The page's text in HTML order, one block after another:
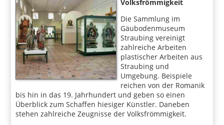
Volksfrömmigkeit
Die Sammlung im
Gäubodenmuseum
Straubing vereinigt
zahlreiche Arbeiten
plastischer Arbeiten aus
Straubing und
Umgebung. Beispiele
reichen von der Romanik
bis hin in das 19. Jahrhundert und geben so einen
Überblick zum Schaffen hiesiger Künstler. Daneben
stehen zahlreiche Zeugnisse der Volksfrömmigkeit.